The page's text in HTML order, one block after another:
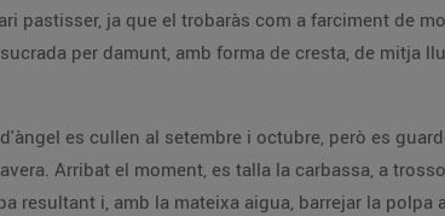
pastisser, ja que el trobaràs com a farciment de
per damunt, amb forma de cresta, de mitja
es cullen al setembre i octubre, però es
Arribat el moment, es talla la carbassa, a
resultant i, amb la mateixa aigua, barrejar la